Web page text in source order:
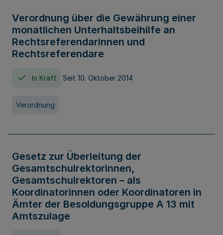
Verordnung über die Gewährung einer
monatlichen Unterhaltsbeihilfe an
Rechtsreferendarinnen und
Rechtsreferendare
In Kraft Seit 10. Oktober 2014
Verordnung
Gesetz zur Überleitung der
Gesamtschulrektorinnen,
Gesamtschulrektoren – als
Koordinatorinnen oder Koordinatoren in
Ämter der Besoldungsgruppe A 13 mit
Amtszulage